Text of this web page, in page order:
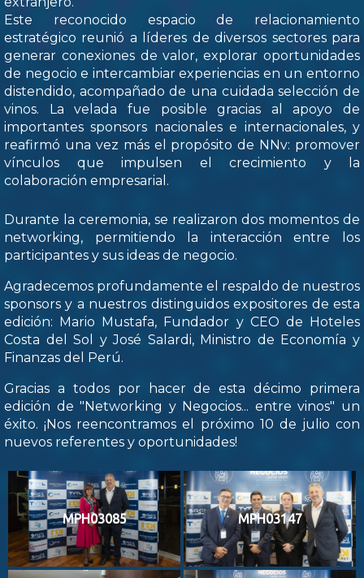
Este reconocido espacio de relacionamiento
estratégico reunió a líderes de diversos sectores para
generar conexiones de valor, explorar oportunidades
de negocio e intercambiar experiencias en un entorno
distendido, acompañado de una cuidada selección de
vinos. La velada fue posible gracias al apoyo de
importantes sponsors nacionales e internacionales, y
reafirmó una vez más el propósito de NNv: promover
vínculos que impulsen el crecimiento y la
colaboración empresarial.
Durante la ceremonia, se realizaron dos momentos de
networking, permitiendo la interacción entre los
participantes y sus ideas de negocio.
Agradecemos profundamente el respaldo de nuestros
sponsors y a nuestros distinguidos expositores de esta
edición: Mario Mustafa, Fundador y CEO de Hoteles
Costa del Sol y José Salardi, Ministro de Economía y
Finanzas del Perú.
Gracias a todos por hacer de esta décimo primera
edición de "Networking y Negocios... entre vinos" un
éxito. ¡Nos reencontramos el próximo 10 de julio con
nuevos referentes y oportunidades!
MPH03085 MPH03147